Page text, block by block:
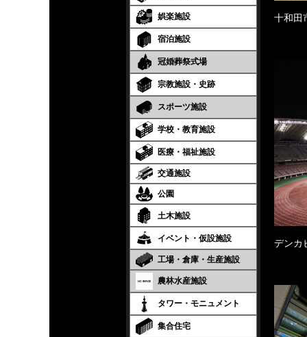
娯楽施設
宿泊施設
冠婚葬祭式場
宗教施設・史跡
スポーツ施設
学校・教育施設
医療・福祉施設
交通施設
公園
土木施設
イベント・仮設施設
工場・倉庫・生産施設
農林水産施設
タワー・モニュメント
集合住宅
十和田
デンカ